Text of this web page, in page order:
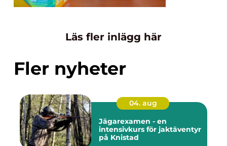
Läs fler inlägg här
Fler nyheter
04. aug
Jägarexamen - en
intensivkurs för jaktäventyr
på Knistad